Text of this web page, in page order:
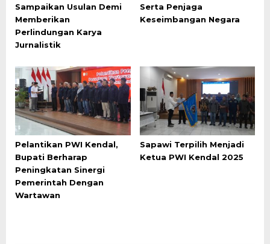
Sampaikan Usulan Demi
Memberikan
Perlindungan Karya
Jurnalistik
Serta Penjaga
Keseimbangan Negara
Pelantikan PWI Kendal,
Bupati Berharap
Peningkatan Sinergi
Pemerintah Dengan
Wartawan
Sapawi Terpilih Menjadi
Ketua PWI Kendal 2025